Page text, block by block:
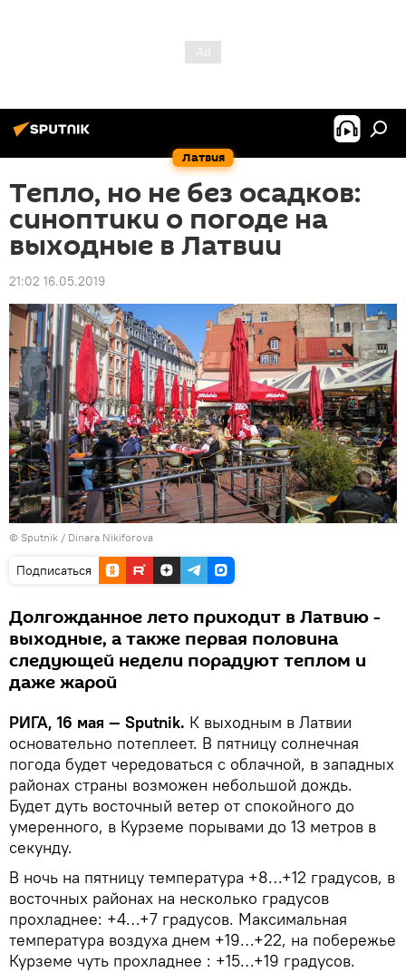
Латвия
Тепло, но не без осадков:
синоптики о погоде на
выходные в Латвии
21:02 16.05.2019
© Sputnik / Dinara Nikiforova
Подписаться
Долгожданное лето приходит в Латвию -
выходные, а также первая половина
следующей недели порадуют теплом и
даже жарой
РИГА, 16 мая — Sputnik. К выходным в Латвии
основательно потеплеет. В пятницу солнечная
погода будет чередоваться с облачной, в западных
районах страны возможен небольшой дождь.
Будет дуть восточный ветер от спокойного до
умеренного, в Курземе порывами до 13 метров в
секунду.
В ночь на пятницу температура +8…+12 градусов, в
восточных районах на несколько градусов
прохладнее: +4…+7 градусов. Максимальная
температура воздуха днем +19…+22, на побережье
Курземе чуть прохладнее : +15…+19 градусов.